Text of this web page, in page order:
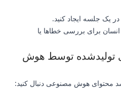
یک جلسه ایجاد کنید.
برای بررسی خطاها یا
تولیدشده توسط هوش
محتوای هوش مصنوعی دنبال کنید: